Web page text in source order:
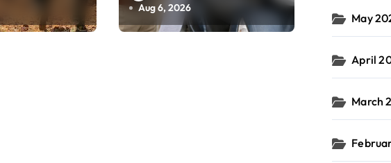
Aug 6, 2026
May
April
March